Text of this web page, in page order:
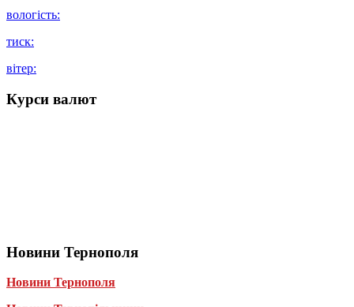
вологість:
тиск:
вітер:
Курси валют
Новини Тернополя
Новини Тернополя